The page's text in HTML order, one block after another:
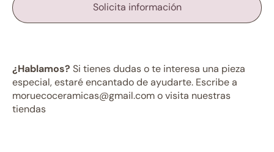
Solicita información
¿Hablamos? Si tienes dudas o te interesa una pieza
especial, estaré encantado de ayudarte. Escribe a
moruecoceramicas@gmail.com o visita nuestras
tiendas